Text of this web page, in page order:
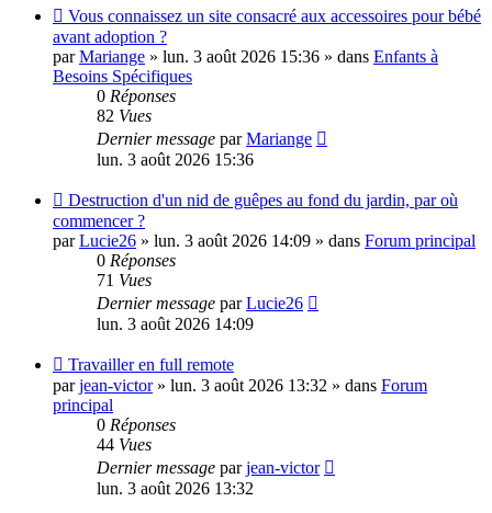
Nouveau
message
Vous connaissez un site consacré aux accessoires pour bébé
avant adoption ?
parMariange » lun. 3 août 2026 15:36 » dans Enfants à
Besoins Spécifiques
0 Réponses
82 Vues
Dernier message parMariange
lun. 3 août 2026 15:36
Nouveau
message
Destruction d'un nid de guêpes au fond du jardin, par où
commencer ?
parLucie26 » lun. 3 août 2026 14:09 » dans Forum principal
0 Réponses
71 Vues
Dernier message parLucie26
lun. 3 août 2026 14:09
Nouveau
message
Travailler en full remote
parjean-victor» lun. 3 août 2026 13:32 » dans Forum
principal
0 Réponses
44 Vues
Dernier message parjean-victor
lun. 3 août 2026 13:32